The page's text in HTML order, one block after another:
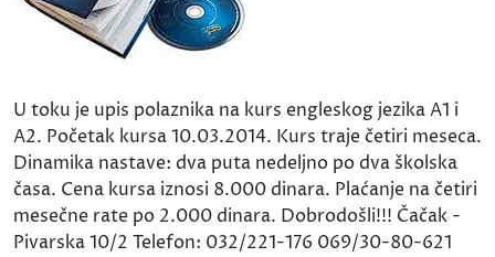
U toku je upis polaznika na kurs engleskog jezika A1 i
A2. Početak kursa 10.03.2014. Kurs traje četiri meseca.
Dinamika nastave: dva puta nedeljno po dva školska
časa. Cena kursa iznosi 8.000 dinara. Plaćanje na četiri
mesečne rate po 2.000 dinara. Dobrodošli!!! Čačak -
Pivarska 10/2 Telefon: 032/221-176 069/30-80-621